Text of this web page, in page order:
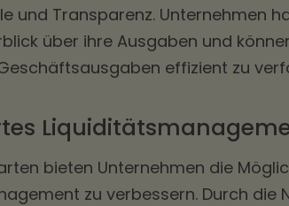
und Transparenz. Unternehmen
über ihre Ausgaben und
effizient zu
bieten Unternehmen die
zu verbessern. Durch die